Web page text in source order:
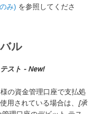
み) を参照してくださ
ル
スト - New!
の資金管理口座で支払処
用されている場合は、 [承